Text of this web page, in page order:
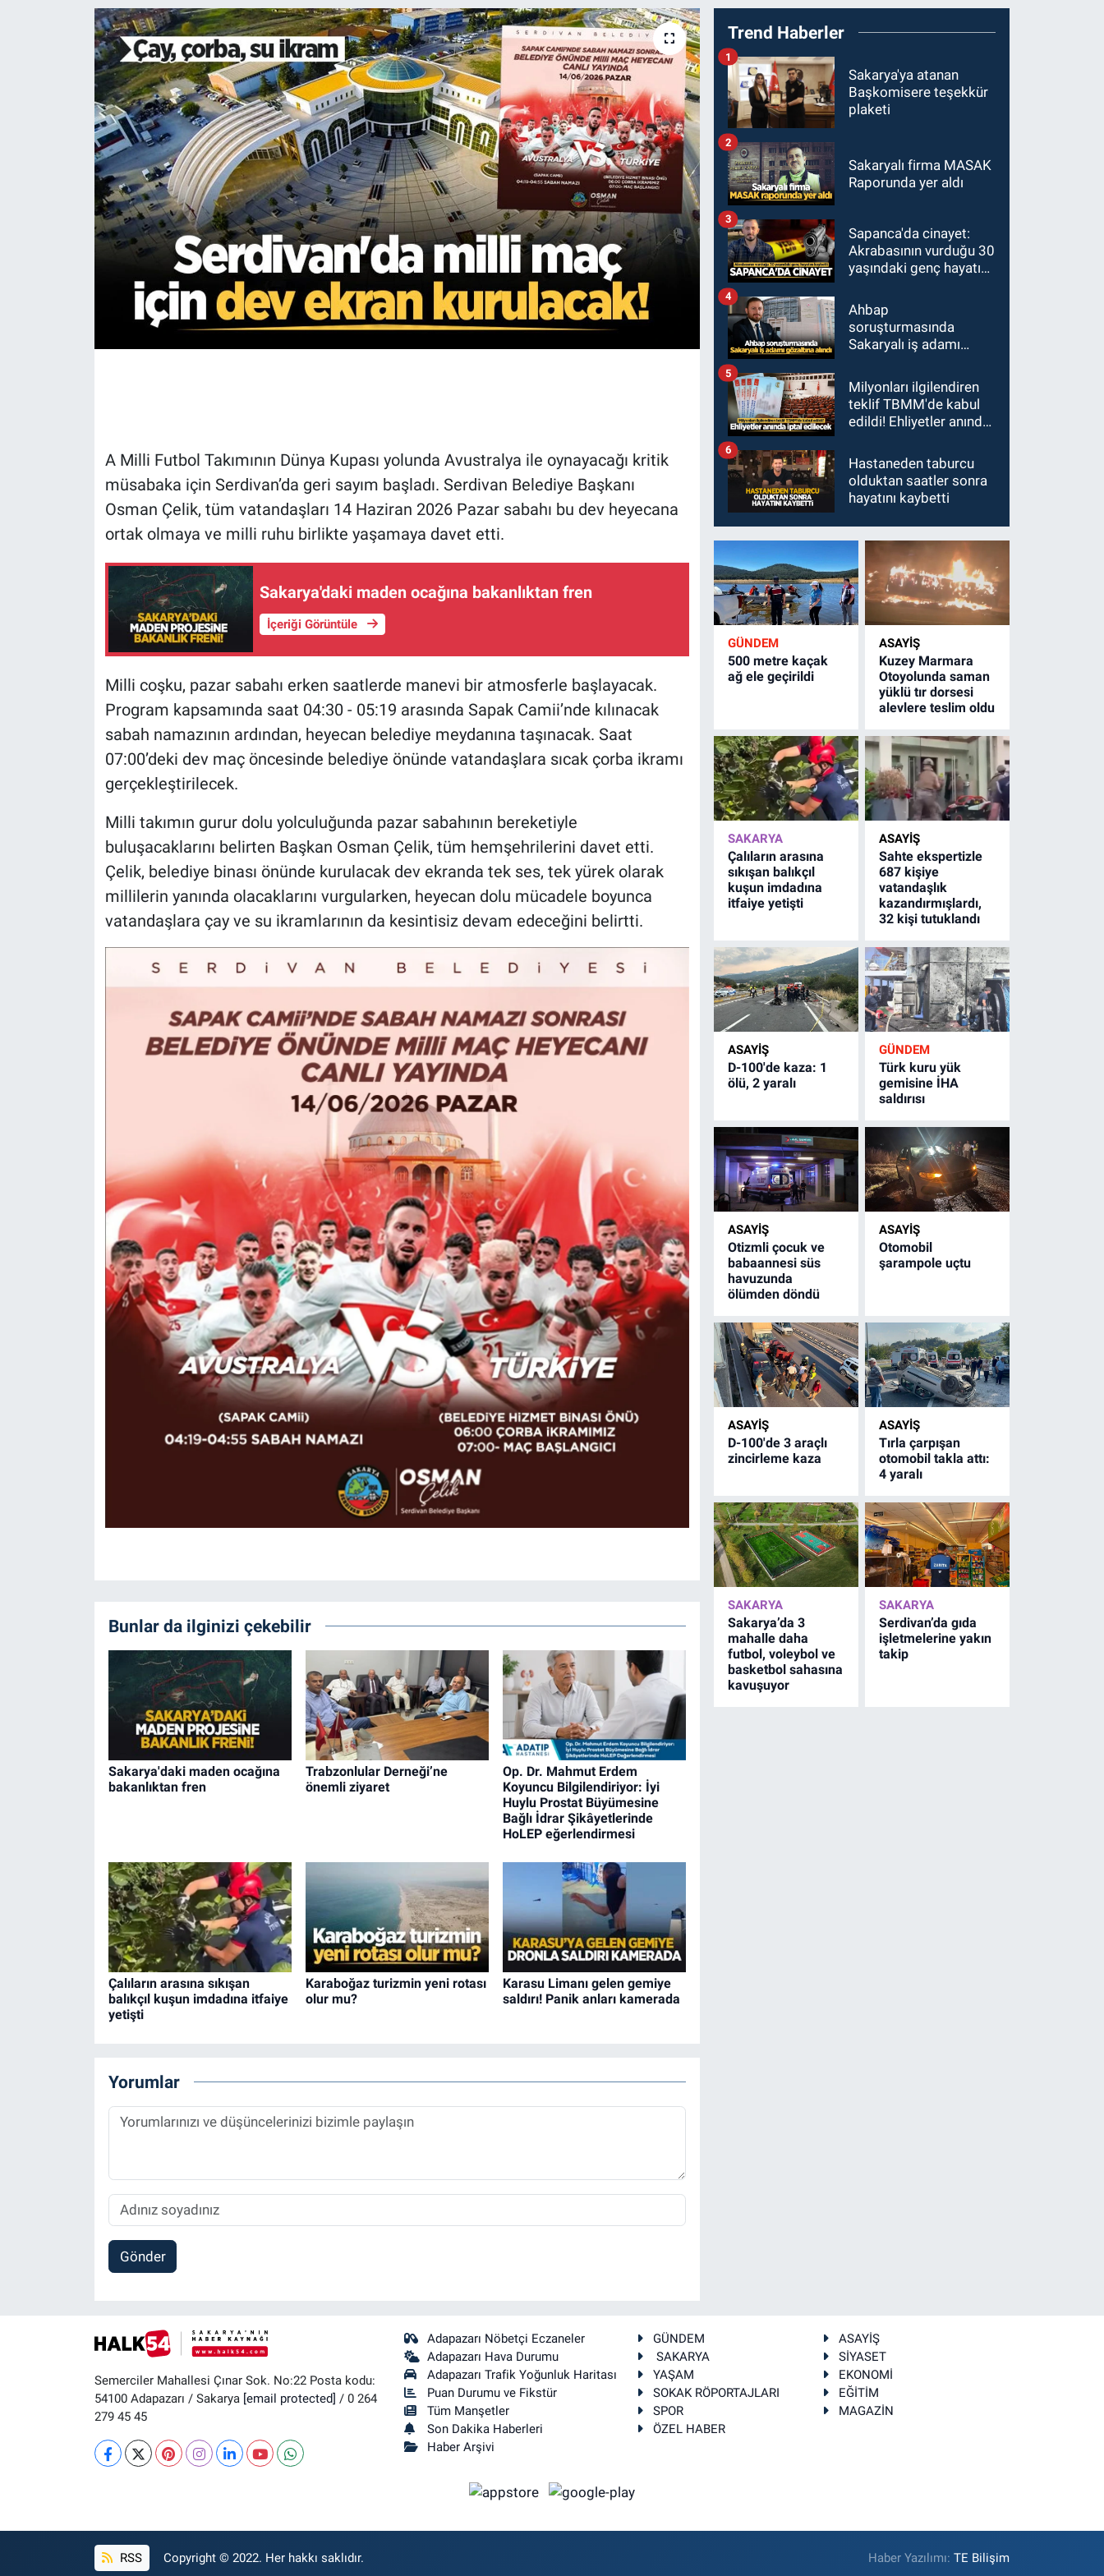
A Milli Futbol Takımının Dünya Kupası yolunda Avustralya ile oynayacağı kritik
müsabaka için Serdivan’da geri sayım başladı. Serdivan Belediye Başkanı
Osman Çelik, tüm vatandaşları 14 Haziran 2026 Pazar sabahı bu dev heyecana
ortak olmaya ve milli ruhu birlikte yaşamaya davet etti.
Sakarya'daki maden ocağına bakanlıktan fren
İçeriği Görüntüle
Milli coşku, pazar sabahı erken saatlerde manevi bir atmosferle başlayacak.
Program kapsamında saat 04:30 - 05:19 arasında Sapak Camii’nde kılınacak
sabah namazının ardından, heyecan belediye meydanına taşınacak. Saat
07:00’deki dev maç öncesinde belediye önünde vatandaşlara sıcak çorba ikramı
gerçekleştirilecek.
Milli takımın gurur dolu yolculuğunda pazar sabahının bereketiyle
buluşacaklarını belirten Başkan Osman Çelik, tüm hemşehrilerini davet etti.
Çelik, belediye binası önünde kurulacak dev ekranda tek ses, tek yürek olarak
millilerin yanında olacaklarını vurgularken, heyecan dolu mücadele boyunca
vatandaşlara çay ve su ikramlarının da kesintisiz devam edeceğini belirtti.
Bunlar da ilginizi çekebilir
Sakarya'daki maden ocağına
bakanlıktan fren
Trabzonlular Derneği’ne
önemli ziyaret
Op. Dr. Mahmut Erdem
Koyuncu Bilgilendiriyor: İyi
Huylu Prostat Büyümesine
Bağlı İdrar Şikâyetlerinde
HoLEP eğerlendirmesi
Çalıların arasına sıkışan
balıkçıl kuşun imdadına itfaiye
yetişti
Karaboğaz turizmin yeni rotası
olur mu?
Karasu Limanı gelen gemiye
saldırı! Panik anları kamerada
Yorumlar
Gönder
Trend Haberler
Sakarya'ya atanan
Başkomisere teşekkür
plaketi
1
Sakaryalı firma MASAK
Raporunda yer aldı
2
Sapanca'da cinayet:
Akrabasının vurduğu 30
yaşındaki genç hayatını
3
Ahbap
soruşturmasında
Sakaryalı iş adamı
4
Milyonları ilgilendiren
teklif TBMM'de kabul
edildi! Ehliyetler anında
5
Hastaneden taburcu
olduktan saatler sonra
hayatını kaybetti
6
GÜNDEM
500 metre kaçak
ağ ele geçirildi
ASAYİŞ
Kuzey Marmara
Otoyolunda saman
yüklü tır dorsesi
alevlere teslim oldu
SAKARYA
Çalıların arasına
sıkışan balıkçıl
kuşun imdadına
itfaiye yetişti
ASAYİŞ
Sahte ekspertizle
687 kişiye
vatandaşlık
kazandırmışlardı,
32 kişi tutuklandı
ASAYİŞ
D-100'de kaza: 1
ölü, 2 yaralı
GÜNDEM
Türk kuru yük
gemisine İHA
saldırısı
ASAYİŞ
Otizmli çocuk ve
babaannesi süs
havuzunda
ölümden döndü
ASAYİŞ
Otomobil
şarampole uçtu
ASAYİŞ
D-100'de 3 araçlı
zincirleme kaza
ASAYİŞ
Tırla çarpışan
otomobil takla attı:
4 yaralı
SAKARYA
Sakarya’da 3
mahalle daha
futbol, voleybol ve
basketbol sahasına
kavuşuyor
SAKARYA
Serdivan’da gıda
işletmelerine yakın
takip
Semerciler Mahallesi Çınar Sok. No:22 Posta kodu:
54100 Adapazarı / Sakarya [email protected] / 0 264
279 45 45
Adapazarı Nöbetçi Eczaneler
Adapazarı Hava Durumu
Adapazarı Trafik Yoğunluk Haritası
Puan Durumu ve Fikstür
Tüm Manşetler
Son Dakika Haberleri
Haber Arşivi
GÜNDEM
ASAYİŞ
SAKARYA
SİYASET
YAŞAM
EKONOMİ
SOKAK RÖPORTAJLARI
EĞİTİM
SPOR
MAGAZİN
ÖZEL HABER
RSS Copyright © 2022. Her hakkı saklıdır. Haber Yazılımı:TE Bilişim
EĞİTİM
MAGAZİN
ÖZEL HABER
HALK54 PANORAMA